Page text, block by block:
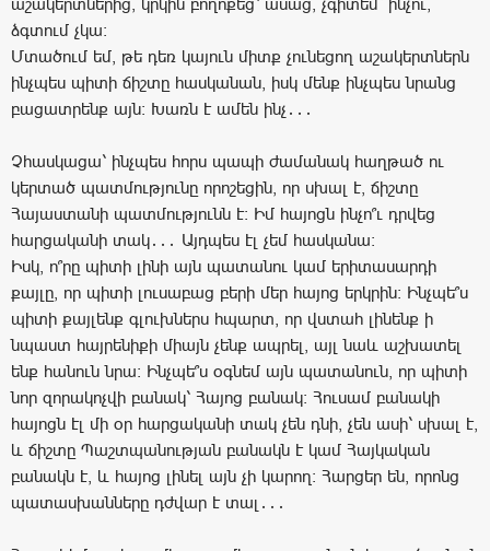
աշակերտներից, կրկին բողոքեց՝ ասաց, չգիտեմ` ինչու,
ձգտում չկա։
Մտածում եմ, թե դեռ կայուն միտք չունեցող աշակերտներն
ինչպես պիտի ճիշտը հասկանան, իսկ մենք ինչպես նրանց
բացատրենք այն։ Խառն է ամեն ինչ․․․
Չհասկացա՝ ինչպես հորս պապի ժամանակ հաղթած ու
կերտած պատմությունը որոշեցին, որ սխալ է, ճիշտը
Հայաստանի պատմությունն է։ Իմ հայոցն ինչո՞ւ դրվեց
հարցականի տակ․․․ Այդպես էլ չեմ հասկանա։
Իսկ, ո՞րը պիտի լինի այն պատանու կամ երիտասարդի
քայլը, որ պիտի լուսաբաց բերի մեր հայոց երկրին։ Ինչպե՞ս
պիտի քայլենք գլուխներս հպարտ, որ վստահ լինենք ի
նպաստ հայրենիքի միայն չենք ապրել, այլ նաև աշխատել
ենք հանուն նրա։ Ինչպե՞ս օգնեմ այն պատանուն, որ պիտի
նոր զորակոչվի բանակ՝ Հայոց բանակ։ Հուսամ բանակի
հայոցն էլ մի օր հարցականի տակ չեն դնի, չեն ասի՝ սխալ է,
և ճիշտը Պաշտպանության բանակն է կամ Հայկական
բանակն է, և հայոց լինել այն չի կարող։ Հարցեր են, որոնց
պատասխանները դժվար է տալ․․․